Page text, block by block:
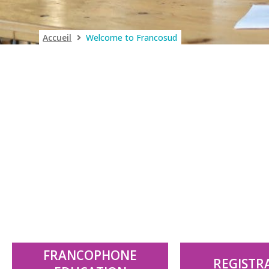
Accueil Welcome to Francosud
FRANCOPHONE